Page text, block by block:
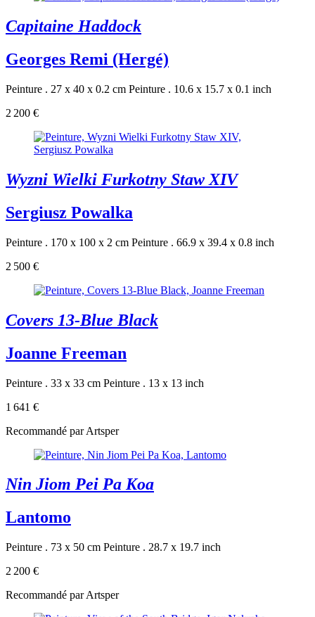
Capitaine Haddock
Georges Remi (Hergé)
Peinture . 27 x 40 x 0.2 cm Peinture . 10.6 x 15.7 x 0.1 inch
2 200 €
Wyzni Wielki Furkotny Staw XIV
Sergiusz Powalka
Peinture . 170 x 100 x 2 cm Peinture . 66.9 x 39.4 x 0.8 inch
2 500 €
Covers 13-Blue Black
Joanne Freeman
Peinture . 33 x 33 cm Peinture . 13 x 13 inch
1 641 €
Recommandé par Artsper
Nin Jiom Pei Pa Koa
Lantomo
Peinture . 73 x 50 cm Peinture . 28.7 x 19.7 inch
2 200 €
Recommandé par Artsper